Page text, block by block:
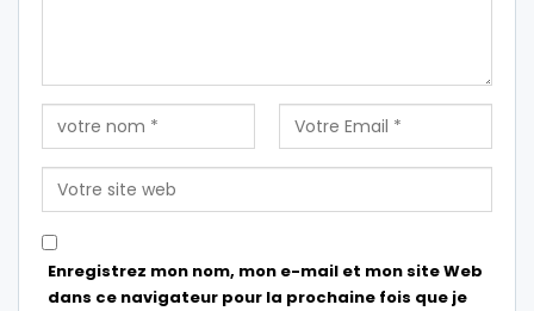
Enregistrez mon nom, mon e-mail et mon site Web
dans ce navigateur pour la prochaine fois que je